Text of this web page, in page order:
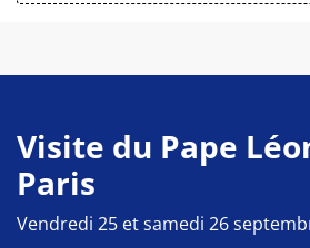
Visite du Pape
Paris
Vendredi 25 et samedi 26